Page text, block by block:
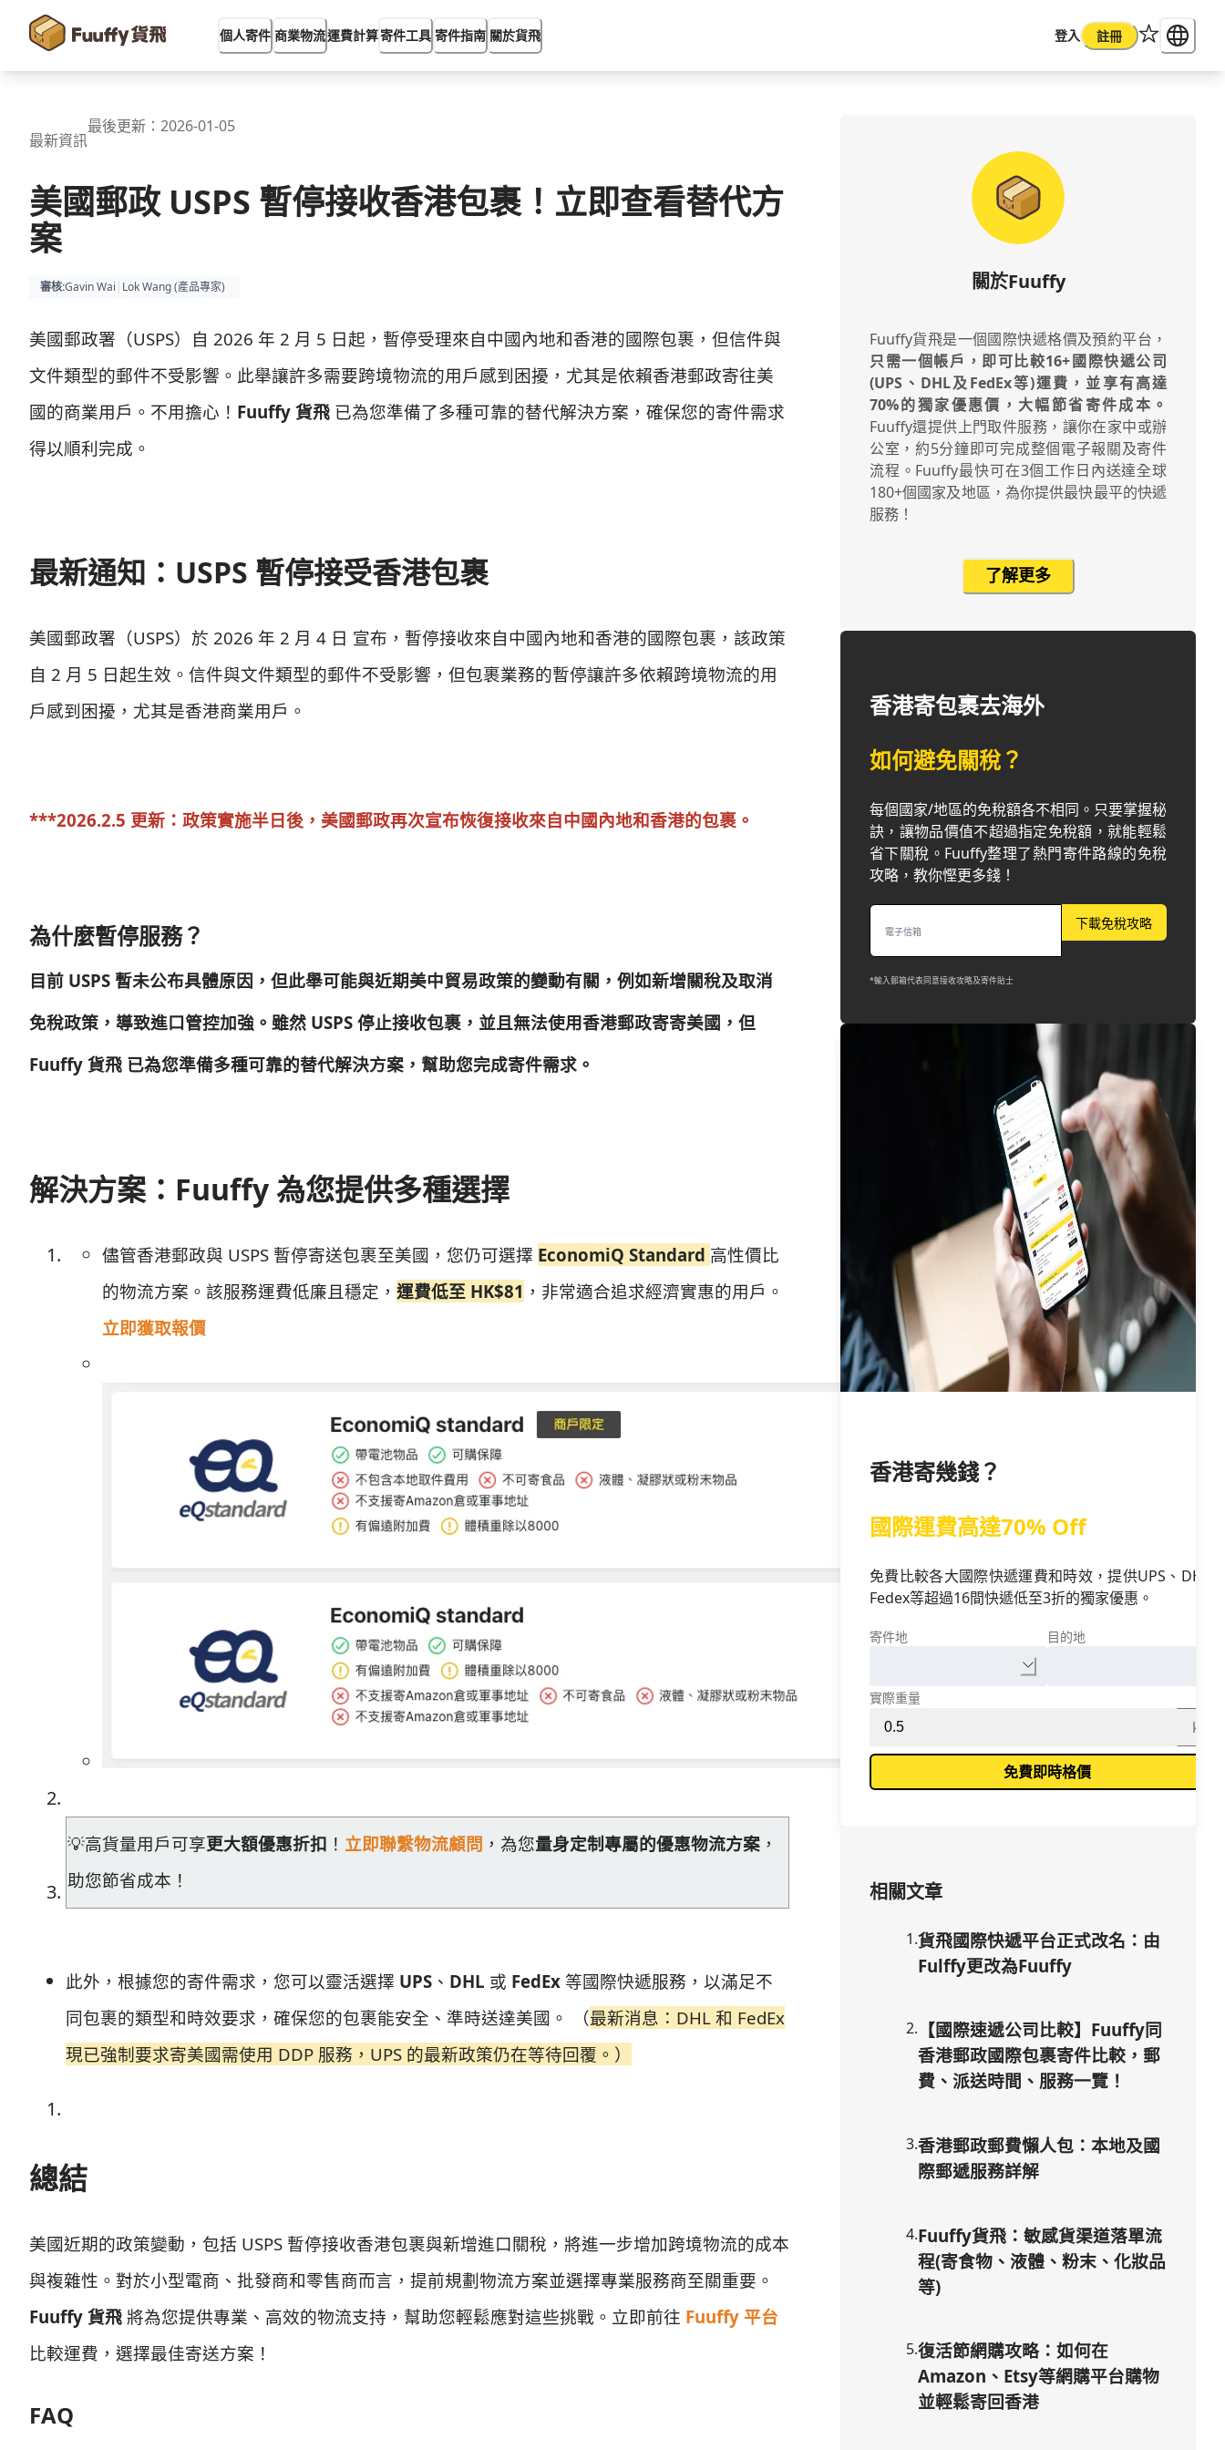
個人寄件 商業物流運費計算寄件工具 寄件指南 關於貨飛 登入 註冊
最新資訊
最後更新： 2026-01-05
美國郵政 USPS 暫停接收香港包裹！立即查看替代方
案
審核:Gavin Wai | Lok Wang (產品專家)
美國郵政署（USPS）自 2026 年 2 月 5 日起，暫停受理來自中國內地和香港的國際包裹，但信件與
文件類型的郵件不受影響。此舉讓許多需要跨境物流的用戶感到困擾，尤其是依賴香港郵政寄往美
國的商業用戶。不用擔心！ Fuuffy 貨飛 已為您準備了多種可靠的替代解決方案，確保您的寄件需求
得以順利完成。
最新通知：USPS 暫停接受香港包裹
美國郵政署（USPS）於 2026 年 2 月 4 日 宣布，暫停接收來自中國內地和香港的國際包裹，該政策
自 2 月 5 日起生效。信件與文件類型的郵件不受影響，但包裹業務的暫停讓許多依賴跨境物流的用
戶感到困擾，尤其是香港商業用戶。
***2026.2.5 更新：政策實施半日後，美國郵政再次宣布恢復接收來自中國內地和香港的包裹。
為什麼暫停服務？
目前 USPS 暫未公布具體原因，但此舉可能與近期美中貿易政策的變動有關，例如新增關稅及取消
免稅政策，導致進口管控加強。 雖然 USPS 停止接收包裹，並且無法使用香港郵政寄寄美國，但
Fuuffy 貨飛 已為您準備多種可靠的替代解決方案，幫助您完成寄件需求。
解決方案：Fuuffy 為您提供多種選擇
儘管香港郵政與 USPS 暫停寄送包裹至美國，您仍可選擇 EconomiQ Standard 高性價比
的物流方案。該服務運費低廉且穩定， 運費低至 HK$81 ，非常適合追求經濟實惠的用戶。
立即獲取報價
💡高貨量用戶可享更大額優惠折扣 ！ 立即聯繫物流顧問 ，為您量身定制專屬的優惠物流方案 ，
助您節省成本！
此外，根據您的寄件需求，您可以靈活選擇 UPS 、 DHL 或 FedEx 等國際快遞服務，以滿足不
同包裹的類型和時效要求，確保您的包裹能安全、準時送達美國。 （最新消息：DHL 和 FedEx
現已強制要求寄美國需使用 DDP 服務，UPS 的最新政策仍在等待回覆。）
總結
美國近期的政策變動，包括 USPS 暫停接收香港包裹與新增進口關稅，將進一步增加跨境物流的成本
與複雜性。對於小型電商、批發商和零售商而言，提前規劃物流方案並選擇專業服務商至關重要。
Fuuffy 貨飛 將為您提供專業、高效的物流支持，幫助您輕鬆應對這些挑戰。 立即前往 Fuuffy 平台
比較運費，選擇最佳寄送方案！
FAQ
關於Fuuffy
Fuuffy貨飛是一個國際快遞格價及預約平台，
只需一個帳戶，即可比較16+國際快遞公司
(UPS、DHL及FedEx等)運費，並享有高達
70%的獨家優惠價，大幅節省寄件成本。
Fuuffy還提供上門取件服務，讓你在家中或辦
公室，約5分鐘即可完成整個電子報關及寄件
流程。Fuuffy最快可在3個工作日內送達全球
180+個國家及地區，為你提供最快最平的快遞
服務！
了解更多
香港寄包裹去海外
如何避免關稅？
每個國家/地區的免稅額各不相同。只要掌握秘
訣，讓物品價值不超過指定免稅額，就能輕鬆
省下關稅。Fuuffy整理了熱門寄件路線的免稅
攻略，教你慳更多錢！
下載免稅攻略
*輸入郵箱代表同意接收攻略及寄件貼士
香港寄幾錢？
國際運費高達70% Off
免費比較各大國際快遞運費和時效，提供UPS、DHL、
Fedex等超過16間快遞低至3折的獨家優惠。
寄件地 目的地
實際重量
kg
免費即時格價
相關文章
1.貨飛國際快遞平台正式改名：由
Fulffy更改為Fuuffy
2.
【國際速遞公司比較】Fuuffy同
香港郵政國際包裹寄件比較，郵
費、派送時間、服務一覽！
3.香港郵政郵費懶人包：本地及國
際郵遞服務詳解
4.Fuuffy貨飛：敏感貨渠道落單流
程(寄食物、液體、粉末、化妝品
等)
5.復活節網購攻略：如何在
Amazon、Etsy等網購平台購物
並輕鬆寄回香港